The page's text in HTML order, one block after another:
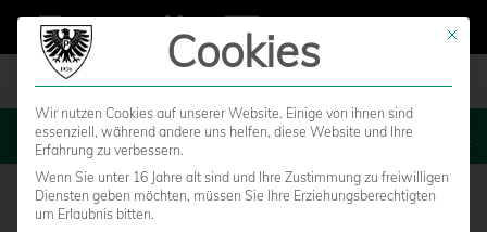
MENU
Mit
Cookies
Wir nutzen Cookies auf unserer Website. Einige von ihnen sind
essenziell, während andere uns helfen, diese Website und Ihre
Erfahrung zu verbessern.
Wenn Sie unter 16 Jahre alt sind und Ihre Zustimmung zu freiwilligen
Diensten geben möchten, müssen Sie Ihre Erziehungsberechtigten
um Erlaubnis bitten.